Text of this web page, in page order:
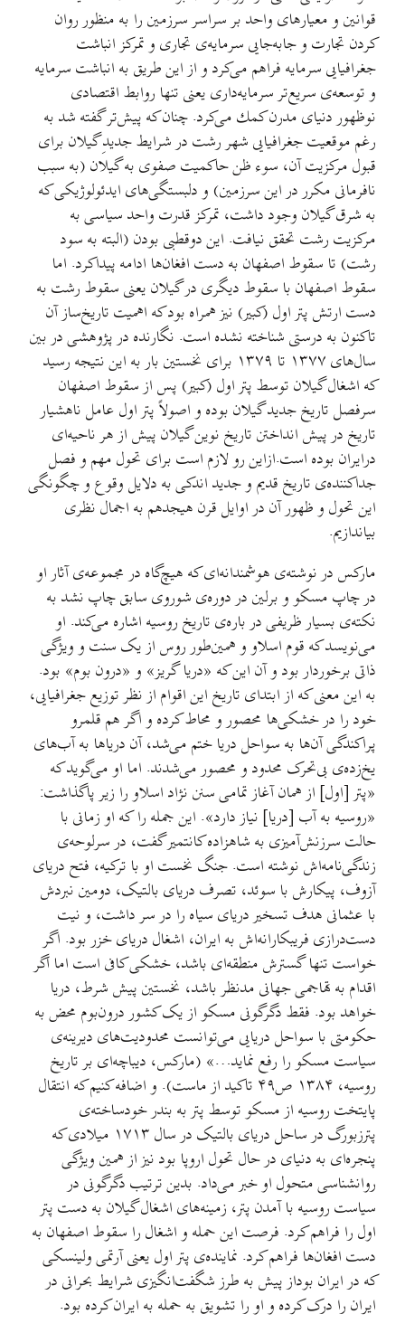
قوانین و معیارهای واحد بر سراسر سرزمین را به منظور روان
كردن تجارت و جابه‌جایی سرمایه‌ی تجاری و تمرکز انباشت
جغرافیایی سرمایه فراهم می‌كرد و از این طریق به انباشت سرمایه
و توسعه‌ی سریع‌تر سرمایه‌داری یعنی تنها روابط اقتصادی
نوظهور دنیای مدرن كمك می‌كرد. چنان که پیش‌تر گفته شد به
رغم موقعیت جغرافیایی شهر رشت در شرایط جدیدِ گیلان ‌برای
قبول مركزیت آن، سوء ظن حاكمیت صفوی به گیلان (به ‌سبب
نافرمانی مكرر در این سرزمین) و دلبستگی‌های ایدئولوژیكی كه
به شرق گیلان وجود داشت، تمركز قدرت واحد سیاسی به
مركزیت رشت تحقق نیافت. این دوقطبی بودن (البته به سود
رشت) تا سقوط اصفهان به دست افغان‌ها ادامه پیداكرد. اما
سقوط اصفهان با سقوط دیگری در گیلان یعنی سقوط رشت به
دست ارتش پتر اول (کبیر) نیز همراه بود که اهمیت تاریخ‌ساز آن
تاکنون به درستی شناخته نشده است. نگارنده در پژوهشی در بین
سال‌های ۱۳۷۷ تا ۱۳۷۹ برای نخستین بار به این نتیجه رسید
که اشغال گیلان توسط پتر اول (کبیر) پس از سقوط اصفهان
سرفصل تاریخ جدید گیلان بوده و اصولاً پتر اول عامل ناهشیار
تاریخ در پیش انداختن تاریخ نوین گیلان پیش از هر ناحیه‌ای
درایران بوده است.ازاین رو لازم است برای تحول مهم و فصل
جداکننده‌ی تاریخ قدیم و جدید اندکی به دلایل وقوع و چگونگی
این تحول و ظهور آن در اوایل قرن هیجدهم به اجمال نظری
بیاندازیم.
مارکس در نوشته‌ی هوشمندانه‌ای که هیچ‌گاه در مجموعه‌ی آثار او
در چاپ مسکو و برلین در دوره‌ی شوروی سابق چاپ نشد به
نکته‌ی بسیار ظریفی در باره‌ی تاریخ روسیه اشاره می‌کند. او
می‌نویسد که قوم اسلاو و همین‌طور روس از یک سنت و ویژگی
ذاتی برخوردار بود و آن این که «دریا گریز» و «درون بوم» بود.
به این معنی که از ابتدای تاریخ این اقوام از نظر توزیع جغرافیایی،
خود را در خشکی‌ها محصور و محاط کرده و اگر هم قلمرو
پراکندگی آن‌ها به سواحل دریا ختم می‌شد، آن دریاها به آب‌های
یخ‌زده‌ی بی‌تحرک محدود و محصور می‌شدند. اما او می‌گوید که
«پتر [اول] از همان آغاز تمامی سنن نژاد اسلاو را زیر پاگذاشت:
«روسیه به آب [دریا] نیاز دارد». این جمله را که او زمانی با
حالت سرزنش‌آمیزی به شاهزاده کانتمیر گفت، در سرلوحه‌ی
زندگی‌نامه‌اش نوشته است. جنگ نخست او با ترکیه، فتح دریای
آزوف، پیکارش با سوئد، تصرف دریای بالتیک، دومین نبردش
با عثمانی هدف تسخیر دریای سیاه را در سر داشت، و نیت
دست‌درازی فریبکارانه‌اش به ایران، اشغال دریای خزر بود. اگر
خواست تنها گسترش منطقه‌ای باشد، خشکی کافی است اما اگر
اقدام به تهاجمی جهانی مدنظر باشد، نخستین پیش شرط، دریا
خواهد بود. فقط دگرگونی مسکو از یک کشور درون‌بوم محض به
حکومتی با سواحل دریایی می‌توانست محدودیت‌های دیرینه‌ی
سیاست مسکو را رفع نماید…» (مارکس، دیباچه‌ای بر تاریخ
روسیه، ۱۳۸۴ ص۴۹ تاکید از ماست). و اضافه کنیم که انتقال
پایتخت روسیه از مسکو توسط پتر به بندر خودساخته‌ی
پترزبورگ در ساحل دریای بالتیک در سال ۱۷۱۳ میلادی که
پنجره‌ای به دنیای در حال تحول اروپا بود نیز از همین ویژگی
روانشناسی متحول او خبر می‌داد. بدین ترتیب دگرگونی در
سیاست روسیه با آمدن پتر، زمینه‌های اشغال گیلان به دست پتر
اول را فراهم کرد. فرصت این حمله و اشغال را سقوط اصفهان به
دست افغان‌ها فراهم کرد. نماینده‌ی پتر اول یعنی آرتمی ولینسكی
که در ایران بوداز پیش به طرز شگفت‌انگیزی شرایط بحرانی در
ایران را درک کرده و او را تشویق به حمله به ایران کرده بود.